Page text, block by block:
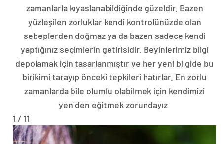
zamanlarla kıyaslanabildiğinde güzeldir. Bazen
yüzleşilen zorluklar kendi kontrolünüzde olan
sebeplerden doğmaz ya da bazen sadece kendi
yaptığınız seçimlerin getirisidir. Beyinlerimiz bilgi
depolamak için tasarlanmıştır ve her yeni bilgide bu
birikimi tarayıp önceki tepkileri hatırlar. En zorlu
zamanlarda bile olumlu olabilmek için kendimizi
yeniden eğitmek zorundayız.
1 / 11